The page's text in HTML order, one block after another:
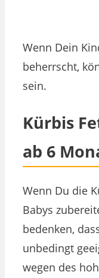
Wenn Dein
beherrscht,
sein.
Kürbis
ab 6
Wenn Du die
Babys
bedenken,
unbedingt
wegen des